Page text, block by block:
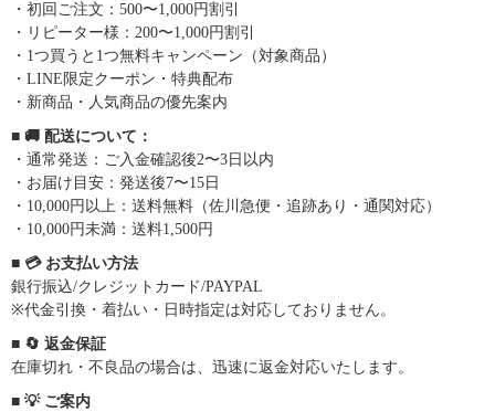
・初回ご注文：500〜1,000円割引
・リピーター様：200〜1,000円割引
・1つ買うと1つ無料キャンペーン（対象商品）
・LINE限定クーポン・特典配布
・新商品・人気商品の優先案内
■ 🚚 配送について：
・通常発送：ご入金確認後2〜3日以内
・お届け目安：発送後7〜15日
・10,000円以上：送料無料（佐川急便・追跡あり・通関対応）
・10,000円未満：送料1,500円
■ 💳 お支払い方法
銀行振込/クレジットカード/PAYPAL
※代金引換・着払い・日時指定は対応しておりません。
■ 🔄 返金保証
在庫切れ・不良品の場合は、迅速に返金対応いたします。
■ 💡 ご案内